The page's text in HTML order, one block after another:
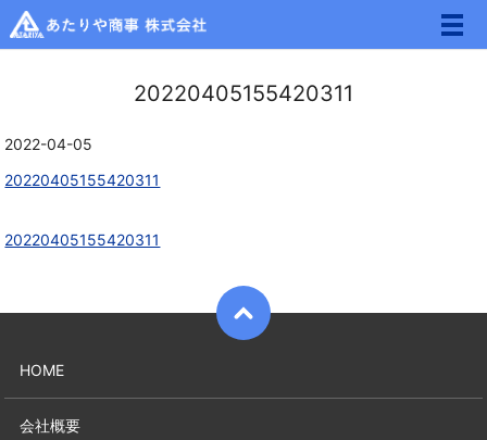
メ
20220405155420311
2022-04-05
20220405155420311
20220405155420311
HOME
会社概要